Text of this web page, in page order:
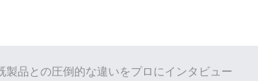
品との圧倒的な違いをプロにインタビュー